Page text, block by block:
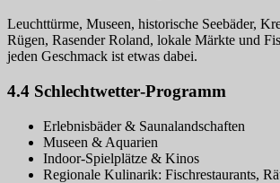
Leuchttürme, Museen, historische Seebäder,
Rügen, Rasender Roland, lokale Märkte und
jeden Geschmack ist etwas dabei.
4.4 Schlechtwetter‑Programm
Erlebnisbäder & Saunalandschaften
Museen & Aquarien
Indoor‑Spielplätze & Kinos
Regionale Kulinarik: Fischrestaurants,